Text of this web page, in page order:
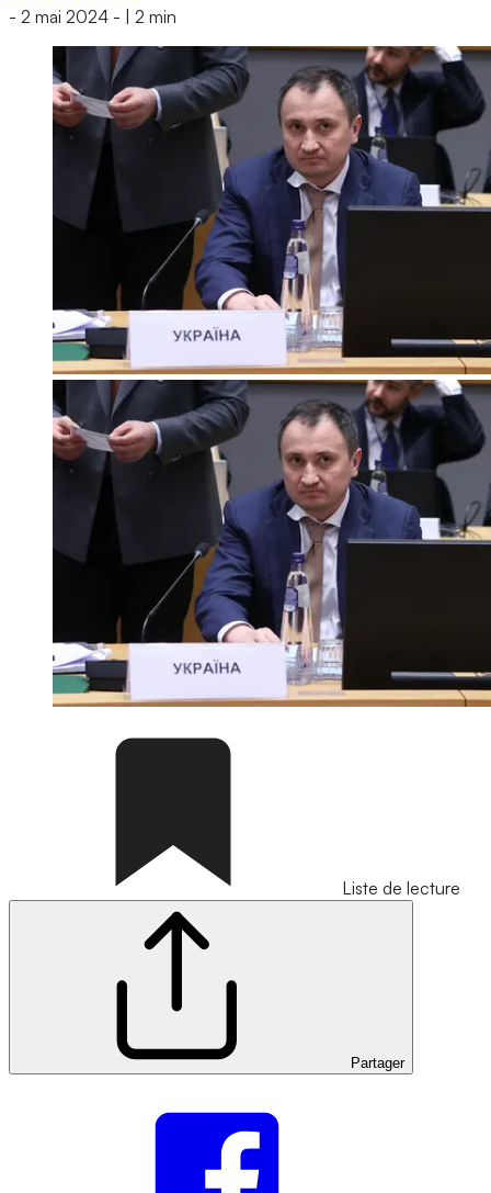
- 2 mai 2024 - 2 min
Liste de lecture
Partager